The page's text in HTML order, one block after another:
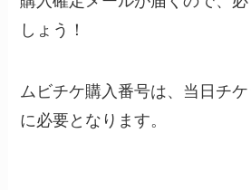
しょう！
ムビチケ購入番号は、当日チ
に必要となります。